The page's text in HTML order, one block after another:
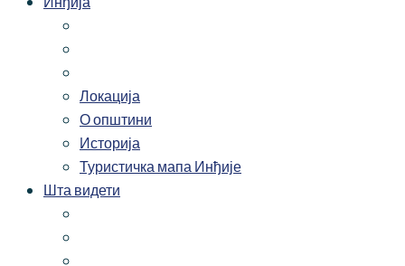
Локација
О општини
Историја
Туристичка мапа Инђије
Шта видети